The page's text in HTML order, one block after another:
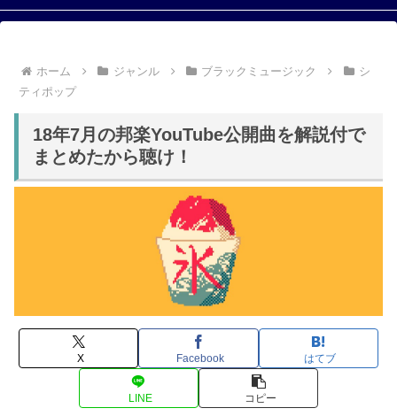
ホーム ジャンル ブラックミュージック
シ
ティポップ
18年7月の邦楽YouTube公開曲を解説付で
まとめたから聴け！
X Facebook はてブ
LINE コピー